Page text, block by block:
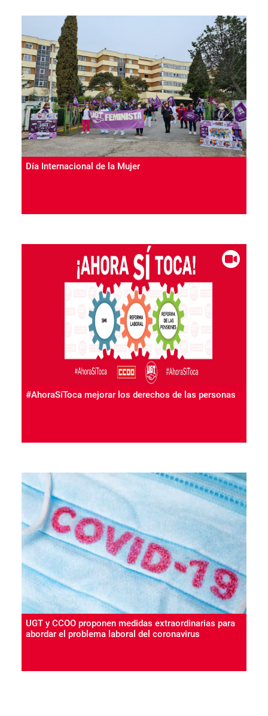
Día Internacional de la Mujer
#AhoraSíToca mejorar los derechos de las personas
UGT y CCOO proponen medidas extraordinarias para
abordar el problema laboral del coronavirus